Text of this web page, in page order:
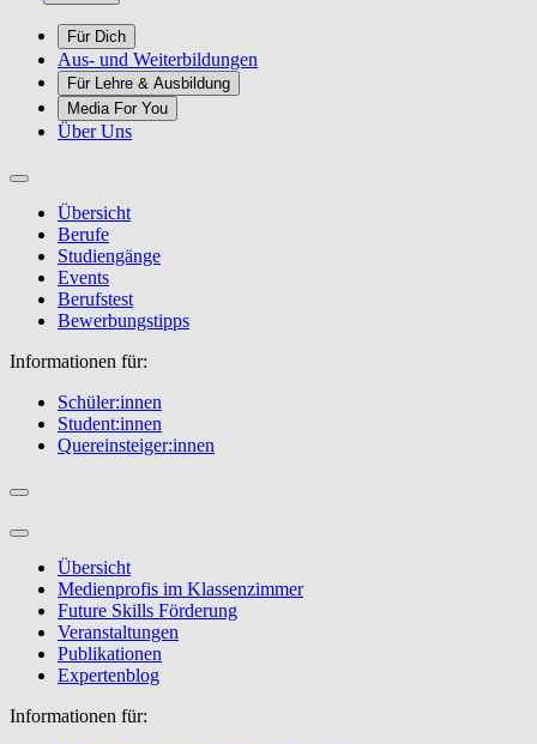
Für Dich
Aus- und Weiterbildungen
Für Lehre & Ausbildung
Media For You
Über Uns
Übersicht
Berufe
Studiengänge
Events
Berufstest
Bewerbungstipps
Informationen für:
Schüler:innen
Student:innen
Quereinsteiger:innen
Übersicht
Medienprofis im Klassenzimmer
Future Skills Förderung
Veranstaltungen
Publikationen
Expertenblog
Informationen für: